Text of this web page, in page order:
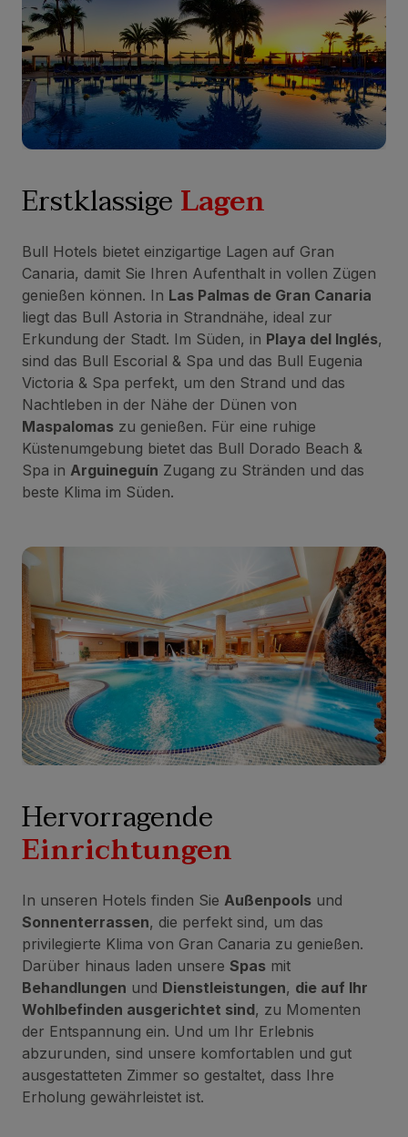
ErstklassigeLagen
Bull Hotels bietet einzigartige Lagen auf Gran
Canaria, damit Sie Ihren Aufenthalt in vollen Zügen
genießen können. In Las Palmas de Gran Canaria
liegt das Bull Astoria in Strandnähe, ideal zur
Erkundung der Stadt. Im Süden, in Playa del Inglés,
sind das Bull Escorial & Spa und das Bull Eugenia
Victoria & Spa perfekt, um den Strand und das
Nachtleben in der Nähe der Dünen von
Maspalomas zu genießen. Für eine ruhige
Küstenumgebung bietet das Bull Dorado Beach &
Spa in Arguineguín Zugang zu Stränden und das
beste Klima im Süden.
Hervorragende
Einrichtungen
In unseren Hotels finden Sie Außenpools und
Sonnenterrassen, die perfekt sind, um das
privilegierte Klima von Gran Canaria zu genießen.
Darüber hinaus laden unsere Spas mit
Behandlungen und Dienstleistungen, die auf Ihr
Wohlbefinden ausgerichtet sind, zu Momenten
der Entspannung ein. Und um Ihr Erlebnis
abzurunden, sind unsere komfortablen und gut
ausgestatteten Zimmer so gestaltet, dass Ihre
Erholung gewährleistet ist.